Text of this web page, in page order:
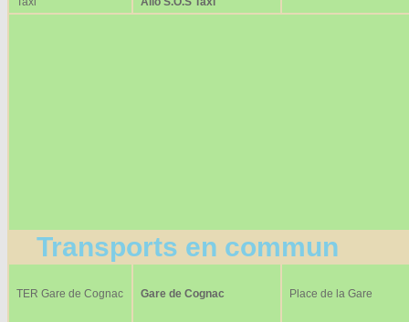
Transports en commun
TER Gare de Cognac Gare de Cognac Place de la Gare